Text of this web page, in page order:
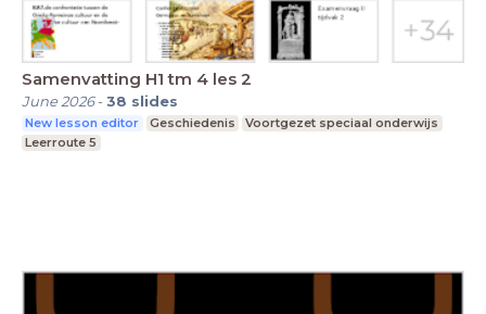
Samenvatting H1 tm 4 les 2
June 2026-38 slides
New lesson editor Geschiedenis
Voortgezet speciaal onderwijs
Leerroute 5